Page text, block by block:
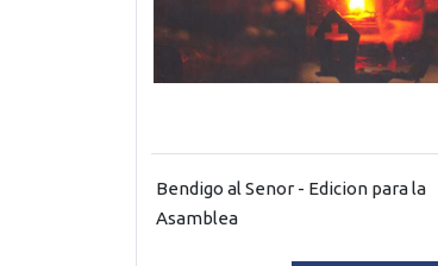
Bendigo al Senor - Edicion para la
Asamblea